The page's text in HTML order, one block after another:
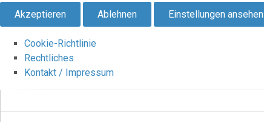
Akzeptieren Ablehnen Einstellungen ansehen
Cookie-Richtlinie
Rechtliches
Kontakt / Impressum